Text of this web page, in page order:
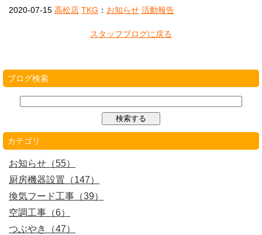
2020-07-15 高松店 TKG ： お知らせ 活動報告
スタッフブログに戻る
ブログ検索
カテゴリ
お知らせ（55）
厨房機器設置（147）
換気フード工事（39）
空調工事（6）
つぶやき（47）